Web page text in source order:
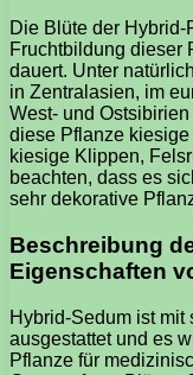
Die Blüte der
Fruchtbildung dieser
dauert. Unter
in Zentralasien, im
West- und
diese Pflanze
kiesige Klippen,
beachten, dass es
sehr dekorative
Beschreibung
Eigenschaften
Hybrid-Sedum ist
ausgestattet und es
Pflanze für